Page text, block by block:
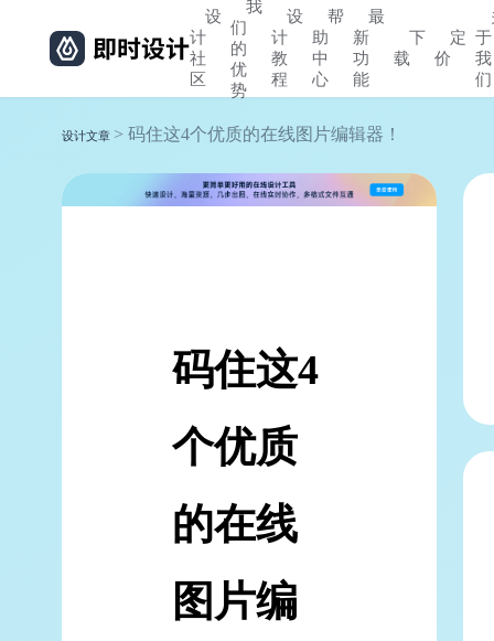
设
计
社
区
我
们
的
优
势
设
计
教
程
帮
助
中
心
最
新
功
能
下
载
定
价
于
我
们
设计文章 > 码住这4个优质的在线图片编辑器！
码住这4
个优质
的在线
图片编